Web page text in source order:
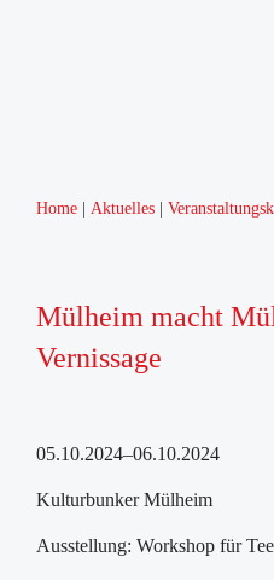
Home Aktuelles
Mülheim macht
Vernissage
05.10.2024–06.10.2024
Kulturbunker Mülheim
Ausstellung: Workshop für